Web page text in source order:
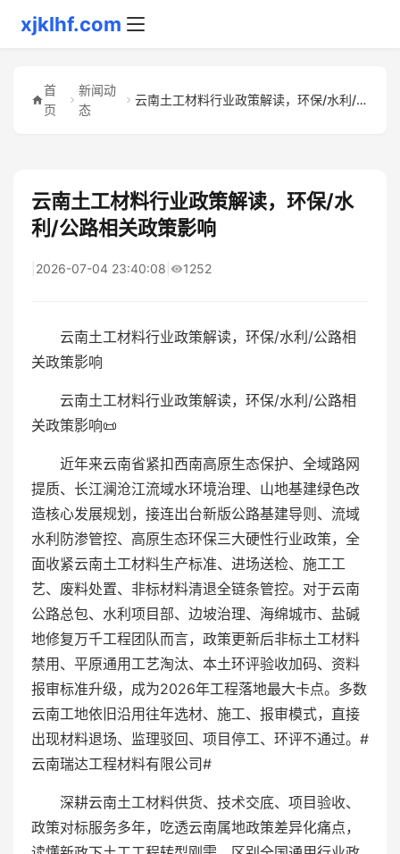
xjklhf.com
首
页
新闻动
态
云南土工材料行业政策解读，环保/水利/公路相关政策影响
云南土工材料行业政策解读，环保/水
利/公路相关政策影响
2026-07-04 23:40:08 1252
云南土工材料行业政策解读，环保/水利/公路相
关政策影响
云南土工材料行业政策解读，环保/水利/公路相
关政策影响📜
近年来云南省紧扣西南高原生态保护、全域路网
提质、长江澜沧江流域水环境治理、山地基建绿色改
造核心发展规划，接连出台新版公路基建导则、流域
水利防渗管控、高原生态环保三大硬性行业政策，全
面收紧云南土工材料生产标准、进场送检、施工工
艺、废料处置、非标材料清退全链条管控。对于云南
公路总包、水利项目部、边坡治理、海绵城市、盐碱
地修复万千工程团队而言，政策更新后非标土工材料
禁用、平原通用工艺淘汰、本土环评验收加码、资料
报审标准升级，成为2026年工程落地最大卡点。多数
云南工地依旧沿用往年选材、施工、报审模式，直接
出现材料退场、监理驳回、项目停工、环评不通过。#
云南瑞达工程材料有限公司#
深耕云南土工材料供货、技术交底、项目验收、
政策对标服务多年，吃透云南属地政策差异化痛点，